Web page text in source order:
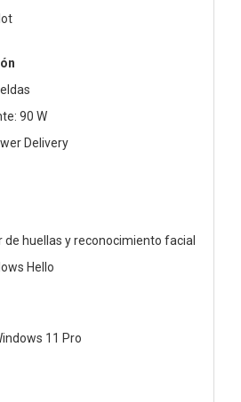
90 W
Delivery
huellas y reconocimiento facial
Hello
11 Pro